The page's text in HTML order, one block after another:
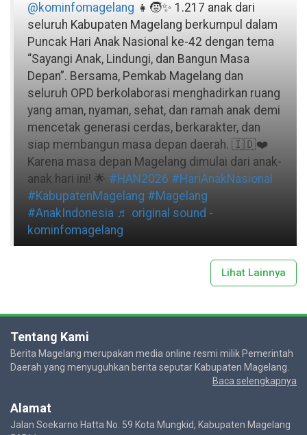
@kominfomagelang 👧🧒✨ 1.217 anak dari
seluruh Kabupaten Magelang berkumpul dalam
Puncak Hari Anak Nasional ke-42 dengan tema
“Sayangi Anak, Lindungi, dan Bangun Masa
Depan”. Bersama, Pemkab Magelang dan
seluruh OPD berkolaborasi menghadirkan ruang
yang aman, nyaman, sehat, dan ramah anak demi
mencetak generasi cerdas, berkarakter, dan
siap membangun masa depan daerah. 🇮🇩❤️
Karena masa depan Magelang dimulai dari anak-
anak hari ini! 🌟 #HAN2026 #HariAnakNasional
#KabupatenMagelang #Magelang
#AnakIndonesia ♬ original sound -
kominfomagelang
Lihat Lainnya
Tentang Kami
Berita Magelang merupakan media online resmi milik Pemerintah
Daerah yang menyuguhkan berita seputar Kabupaten Magelang.
Baca selengkapnya
Alamat
Jalan Soekarno Hatta No. 59 Kota Mungkid, Kabupaten Magelang